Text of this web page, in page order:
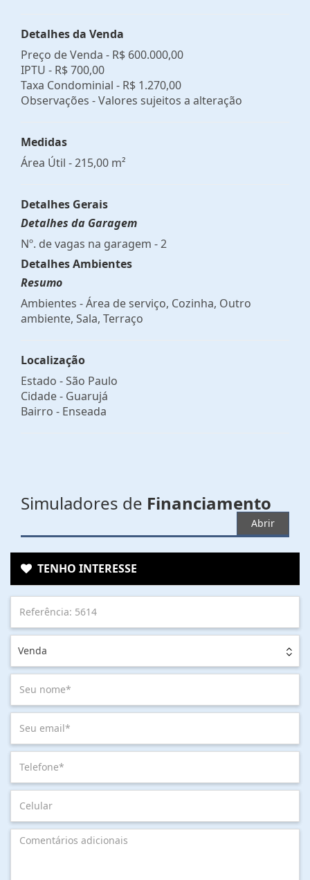
Detalhes da Venda
Preço de Venda - R$ 600.000,00
IPTU - R$ 700,00
Taxa Condominial - R$ 1.270,00
Observações - Valores sujeitos a alteração
Medidas
Área Útil - 215,00 m²
Detalhes Gerais
Detalhes da Garagem
Nº. de vagas na garagem - 2
Detalhes Ambientes
Resumo
Ambientes - Área de serviço, Cozinha, Outro
ambiente, Sala, Terraço
Localização
Estado -São Paulo
Cidade - Guarujá
Bairro - Enseada
Simuladores de Financiamento
Abrir
TENHO INTERESSE
Venda